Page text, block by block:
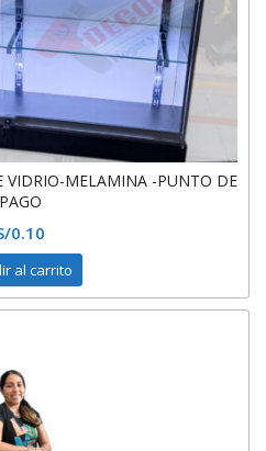
VIDRIO-MELAMINA -PUNTO DE
PAGO
0.10
al carrito